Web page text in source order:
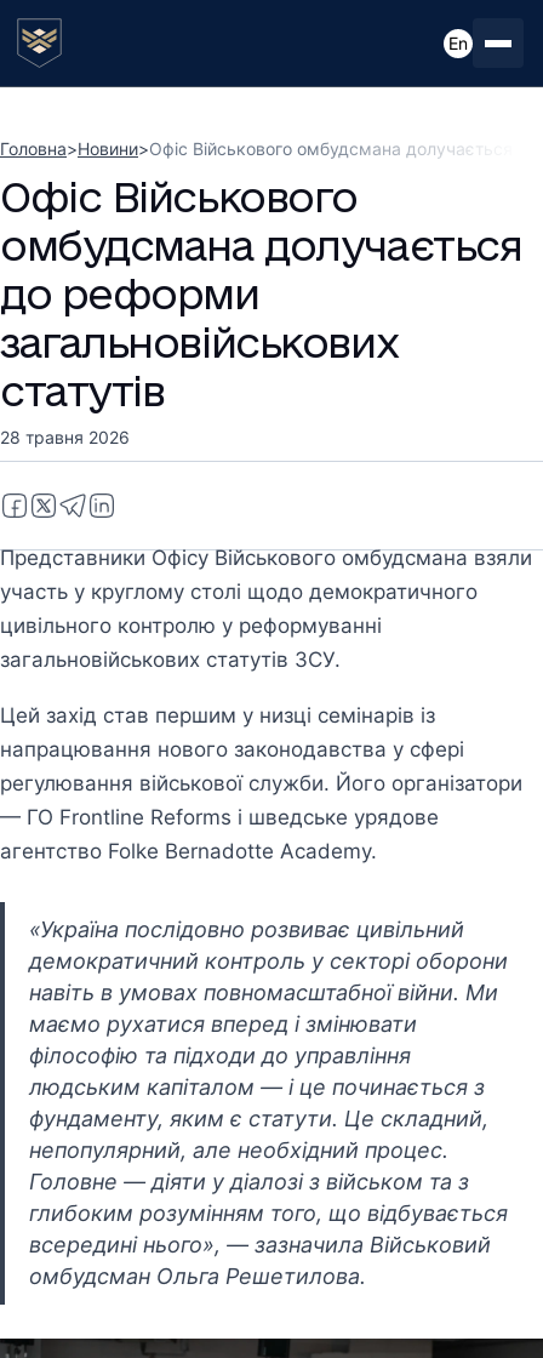
En
Головна>Новини>Офіс Військового омбудсмана долучається до
Офіс Військового
омбудсмана долучається
до реформи
загальновійськових
статутів
28 травня 2026
Представники Офісу Військового омбудсмана взяли
участь у круглому столі щодо демократичного
цивільного контролю у реформуванні
загальновійськових статутів ЗСУ.
Цей захід став першим у низці семінарів із
напрацювання нового законодавства у сфері
регулювання військової служби. Його організатори
— ГО Frontline Reforms і шведське урядове
агентство Folke Bernadotte Academy.
«Україна послідовно розвиває цивільний
демократичний контроль у секторі оборони
навіть в умовах повномасштабної війни. Ми
маємо рухатися вперед і змінювати
філософію та підходи до управління
людським капіталом — і це починається з
фундаменту, яким є статути. Це складний,
непопулярний, але необхідний процес.
Головне — діяти у діалозі з військом та з
глибоким розумінням того, що відбувається
всередині нього», — зазначила Військовий
омбудсман Ольга Решетилова.